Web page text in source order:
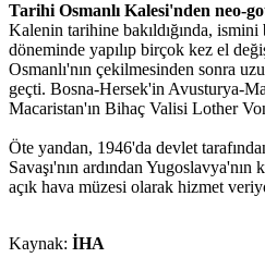
Tarihi Osmanlı Kalesi'nden neo-
Kalenin tarihine bakıldığında,
döneminde yapılıp birçok kez el
Osmanlı'nın çekilmesinden sonra
geçti. Bosna-Hersek'in Avusturya-
Macaristan'ın Bihaç Valisi Lother
Öte yandan, 1946'da devlet
Savaşı'nın ardından
açık hava müzesi olarak hizmet
Kaynak: İHA